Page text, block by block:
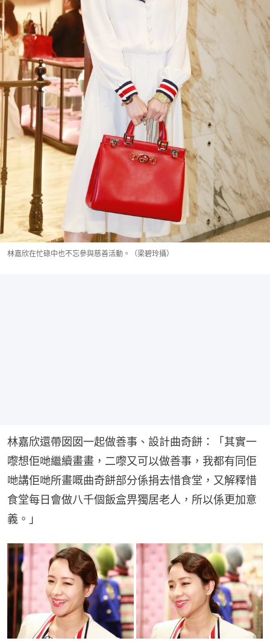
林嘉欣在忙碌中也不忘參與慈善活動。（梁碧玲攝）
林嘉欣還帶囡囡一起做善事、設計曲奇餅：「其實一
嚟想佢哋繼續畫畫，二嚟又可以做善事，我都有同佢
哋講佢哋所畫嘅曲奇餅部分係捐去惜食堂，又解釋惜
食堂每日會做八千個飯盒畀獨居老人，所以係更加意
義。」